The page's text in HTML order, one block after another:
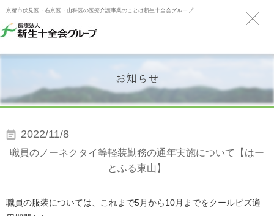
京都市伏見区・右京区・山科区の医療介護事業のことは新生十全会グループ
お知らせ
2022/11/8
職員のノーネクタイ等軽装勤務の通年実施について【はー
とふる東山】
職員の服装については、これまで5月から10月までをクールビズ適